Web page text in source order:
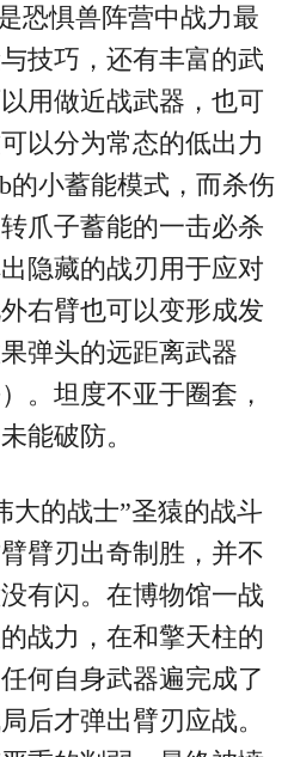
恐惧兽阵营中战力最
技巧，还有丰富的武
用做近战武器，也可
以分为常态的低出力
的小蓄能模式，而杀伤
爪子蓄能的一击必杀
隐藏的战刃用于应对
右臂也可以变形成发
弹头的远距离武器
。坦度不亚于圈套，
能破防。
大的战士”圣猿的战斗
臂刃出奇制胜，并不
有闪。在博物馆一战
战力，在和擎天柱的
何自身武器遍完成了
后才弹出臂刃应战。